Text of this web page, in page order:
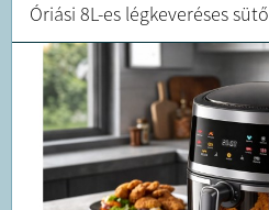
Óriási 8L-es légkeveréses sütő